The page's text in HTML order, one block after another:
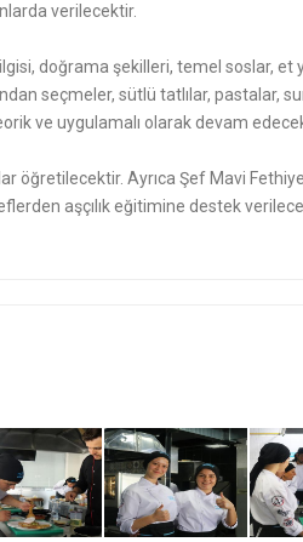
verilecektir.
doğrama şekilleri, temel soslar, et
seçmeler, sütlü tatlılar, pastalar,
ve uygulamalı olarak devam
öğretilecektir. Ayrıca Şef Mavi Fethiye
aşçılık eğitimine destek